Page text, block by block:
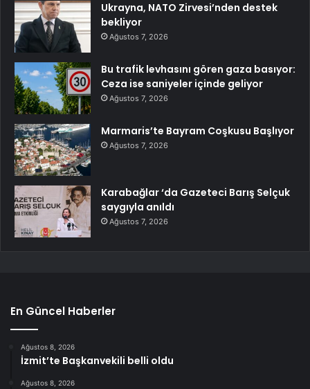
Ukrayna, NATO Zirvesi’nden destek
bekliyor
Ağustos 7, 2026
Bu trafik levhasını gören gaza basıyor:
Ceza ise saniyeler içinde geliyor
Ağustos 7, 2026
Marmaris’te Bayram Coşkusu Başlıyor
Ağustos 7, 2026
Karabağlar ‘da Gazeteci Barış Selçuk
saygıyla anıldı
Ağustos 7, 2026
En Güncel Haberler
Ağustos 8, 2026
İzmit’te Başkanvekili belli oldu
Ağustos 8, 2026